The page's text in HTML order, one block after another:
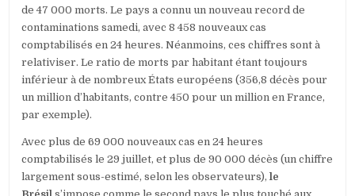
de 47 000 morts. Le pays a connu un nouveau record de
contaminations samedi, avec 8 458 nouveaux cas
comptabilisés en 24 heures. Néanmoins, ces chiffres sont à
relativiser. Le ratio de morts par habitant étant toujours
inférieur à de nombreux États européens (356,8 décès pour
un million d’habitants, contre 450 pour un million en France,
par exemple).
Avec plus de 69 000 nouveaux cas en 24 heures
comptabilisés le 29 juillet, et plus de 90 000 décès (un chiffre
largement sous-estimé, selon les observateurs),le